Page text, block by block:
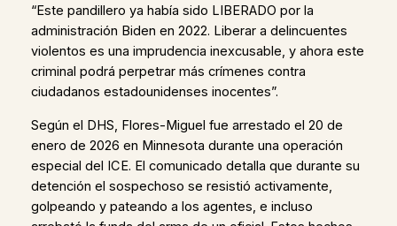
“Este pandillero ya había sido LIBERADO por la
administración Biden en 2022. Liberar a delincuentes
violentos es una imprudencia inexcusable, y ahora este
criminal podrá perpetrar más crímenes contra
ciudadanos estadounidenses inocentes”.
Según el DHS, Flores-Miguel fue arrestado el 20 de
enero de 2026 en Minnesota durante una operación
especial del ICE. El comunicado detalla que durante su
detención el sospechoso se resistió activamente,
golpeando y pateando a los agentes, e incluso